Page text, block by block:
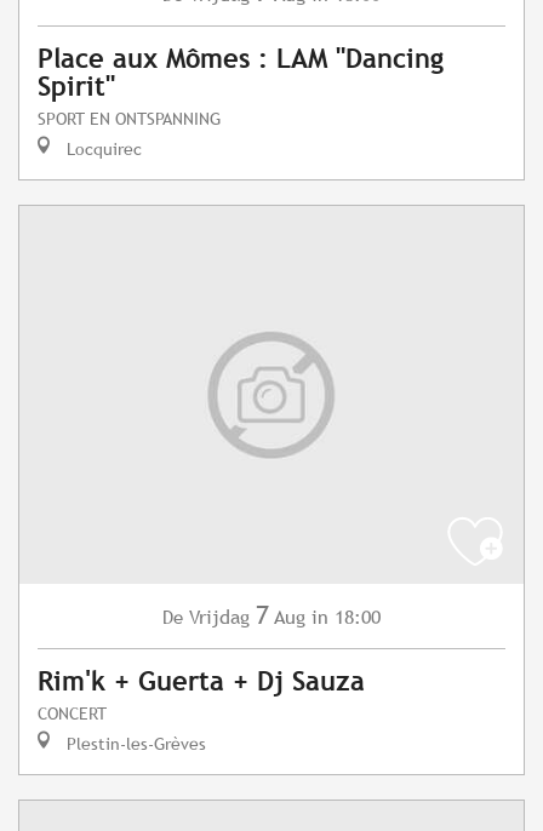
Place aux Mômes : LAM "Dancing
Spirit"
SPORT EN ONTSPANNING
Locquirec
De Vrijdag 7 Aug in 18:00
Rim'k + Guerta + Dj Sauza
CONCERT
Plestin-les-Grèves